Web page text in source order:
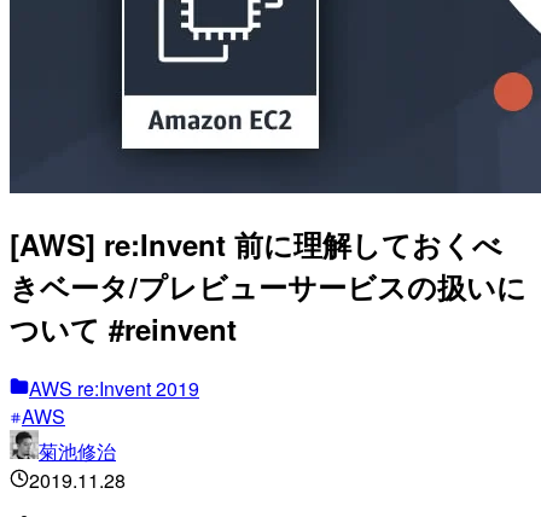
[AWS] re:Invent 前に理解しておくべ
きベータ/プレビューサービスの扱いに
ついて #reinvent
AWS re:Invent 2019
AWS
菊池修治
2019.11.28